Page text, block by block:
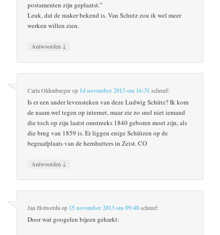
postamenten zijn geplaatst.”
Leuk, dat de maker bekend is. Van Schutz zou ik wel meer
werken willen zien.
Antwoorden ↓
Carla Oldenburgerop 14 november 2013 om 16:31 schreef:
Is er een ander levensteken van deze Ludwig Schütz? Ik kom
de naam wel tegen op internet, maar zie zo snel niet iemand
die toch op zijn laatst omstreeks 1840 geboren moet zijn, als
die brug van 1859 is. Er liggen enige Schützen op de
begraafplaats van de hernhutters in Zeist. CO
Antwoorden ↓
Jan Holwerdaop 15 november 2013 om 09:48schreef:
Door wat googelen bijeen geharkt: